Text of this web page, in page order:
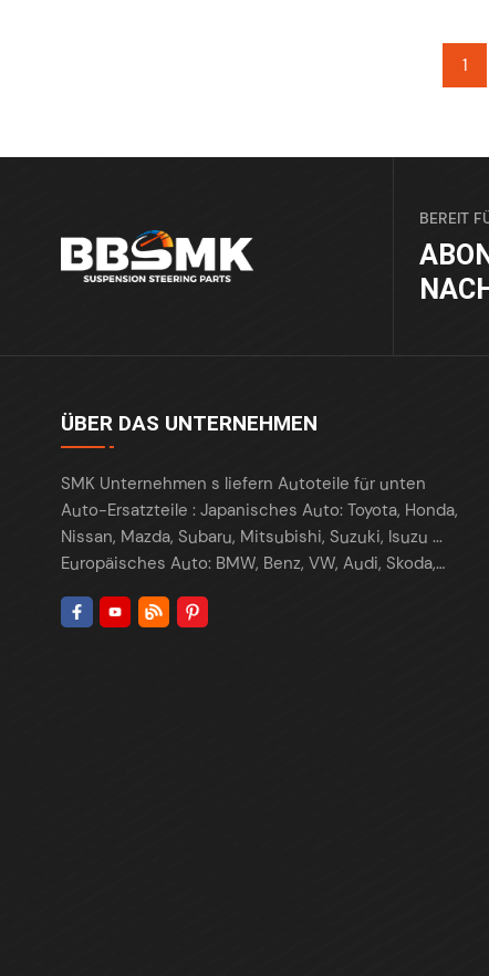
1
BEREIT
ÜBER DAS UNTERNEHMEN
SMK Unternehmen s liefern Autoteile für unten
Auto-Ersatzteile : Japanisches Auto: Toyota, Honda,
Nissan, Mazda, Subaru, Mitsubishi, Suzuki, Isuzu ...
Europäisches Auto: BMW, Benz, VW, Audi, Skoda,
Opel, Land Rover ... Amerikanisches Auto: Tesla,